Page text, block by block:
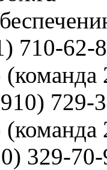
710-62-
329-